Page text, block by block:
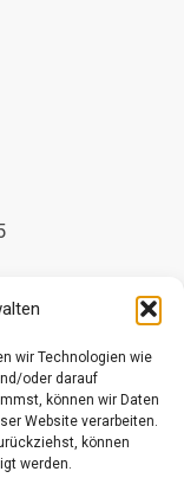
wir Technologien wie
oder darauf
können wir Daten
Website verarbeiten.
können
werden.